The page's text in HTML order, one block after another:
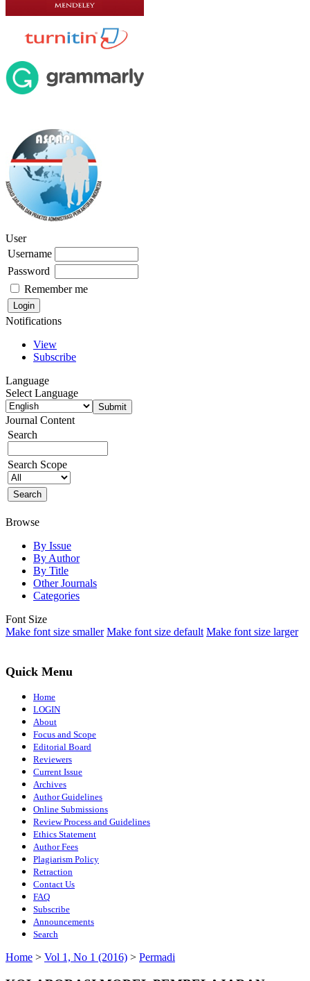
User
Username
Password
Remember me
Notifications
View
Subscribe
Language
Select Language
Journal Content
Search
Search Scope
Browse
By Issue
By Author
By Title
Other Journals
Categories
Font Size
Make font size smaller Make font size default Make font size larger
Quick Menu
Home
LOGIN
About
Focus and Scope
Editorial Board
Reviewers
Current Issue
Archives
Author Guidelines
Online Submissions
Review Process and Guidelines
Ethics Statement
Author Fees
Plagiarism Policy
Retraction
Contact Us
FAQ
Subscribe
Announcements
Search
Home > Vol 1, No 1 (2016) > Permadi